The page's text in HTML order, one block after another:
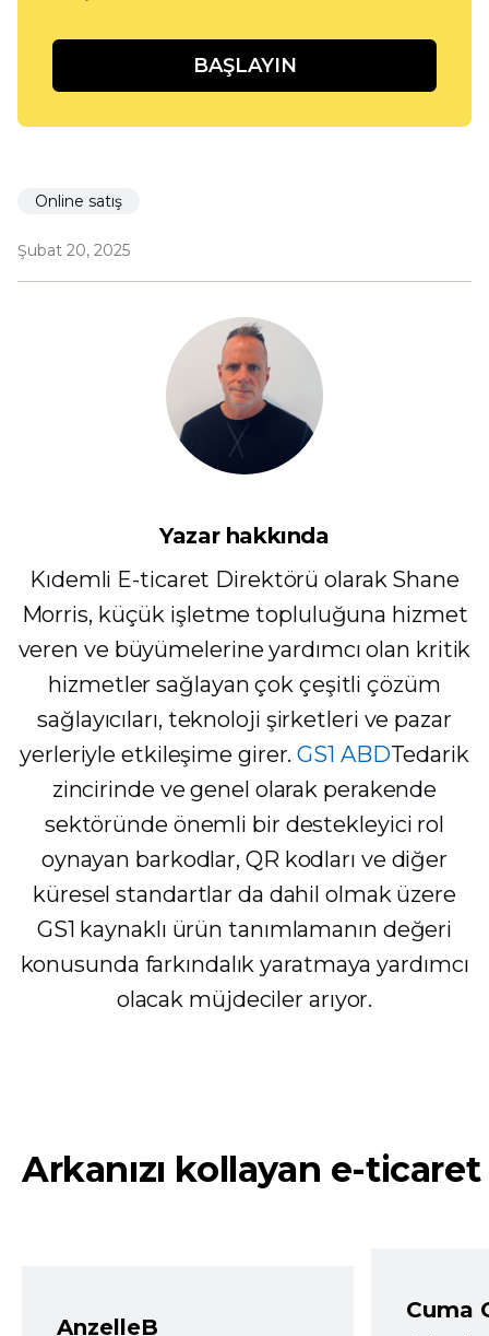
BAŞLAYIN
Online satış
Şubat 20, 2025
Yazar hakkında
Kıdemli E-ticaret Direktörü olarak Shane
Morris, küçük işletme topluluğuna hizmet
veren ve büyümelerine yardımcı olan kritik
hizmetler sağlayan çok çeşitli çözüm
sağlayıcıları, teknoloji şirketleri ve pazar
yerleriyle etkileşime girer.GS1 ABDTedarik
zincirinde ve genel olarak perakende
sektöründe önemli bir destekleyici rol
oynayan barkodlar, QR kodları ve diğer
küresel standartlar da dahil olmak üzere
GS1 kaynaklı ürün tanımlamanın değeri
konusunda farkındalık yaratmaya yardımcı
olacak müjdeciler arıyor.
Arkanızı kollayan e-ticaret
AnzelleB
Cuma